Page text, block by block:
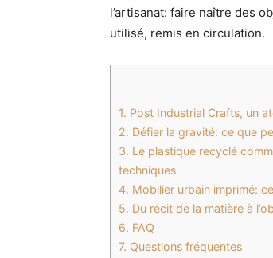
l’artisanat: faire naître des
utilisé, remis en circulation.
1. Post Industrial Crafts, un
2. Défier la gravité: ce que
3. Le plastique recyclé
techniques
4. Mobilier urbain imprimé:
5. Du récit de la matière à
6. FAQ
7. Questions fréquentes